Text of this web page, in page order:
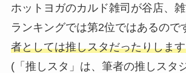
ホットヨガのカルド雑司が谷店、
ランキングでは第2位ではあるので
者としては推しスタだったりしま
(「推しスタ」は、筆者の推しスタ